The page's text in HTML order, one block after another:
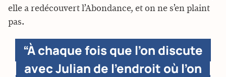
elle a redécouvert l’Abondance, et on ne s’en plaint
pas.
“À chaque fois que l’on discute
avec Julian de l’endroit où l’on